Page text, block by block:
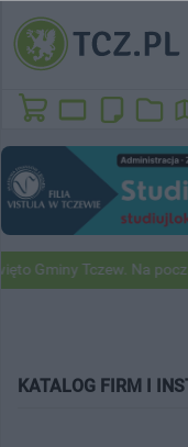
Tczew. Na początek
KATALOG FIRM I